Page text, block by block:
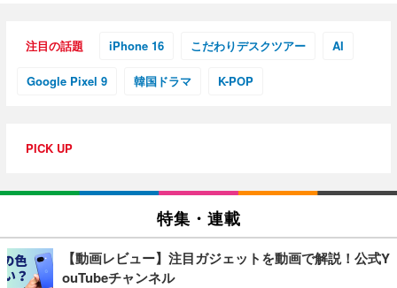
注目の話題 iPhone 16 こだわりデスクツアー AI
Google Pixel 9 韓国ドラマ K-POP
PICK UP
特集・連載
【動画レビュー】注目ガジェットを動画で解説！公式Y
ouTubeチャンネル